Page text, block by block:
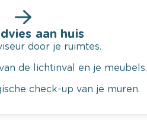
aan huis
door je ruimtes.
de lichtinval en je meubels.
check-up van je muren.